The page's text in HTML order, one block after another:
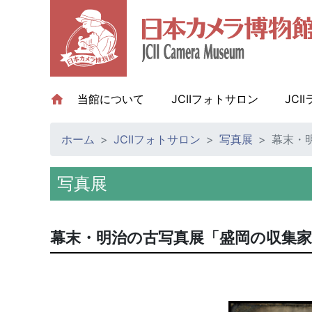
当館について (current)JCIIフォトサロン JCII
ホーム JCIIフォトサロン 写真展 幕末・
写真展
幕末・明治の古写真展「盛岡の収集